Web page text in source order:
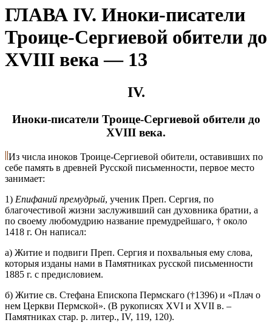
ГЛАВА IV. Иноки-писатели
Троице-Сергиевой обители до
XVIII века — 13
IV.
Иноки-писатели Троице-Сергиевой обители до
XVIII века.
Из числа иноков Троице-Сергиевой обители, оставивших по
себе память в древней Русской письменности, первое место
занимает:
1) Епифаний премудрый, ученик Преп. Сергия, по
благочестивой жизни заслуживший сан духовника братии, а
по своему любомудрию название премудрейшаго, † около
1418 г. Он написал:
а) Житие и подвиги Преп. Сергия и похвальныя ему слова,
которыя изданы нами в Памятниках русской письменности
1885 г. с предисловием.
б) Житие св. Стефана Епископа Пермскаго (†1396) и «Плач о
нем Церкви Пермской». (В рукописях XVI и XVII в. –
Памятниках стар. р. литер., IV, 119, 120).